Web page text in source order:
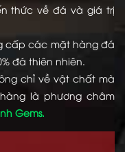
thức về đá và giá trị
cấp các mặt hàng đá
đá thiên nhiên.
chỉ về vật chất mà
là phương châm
Gems.